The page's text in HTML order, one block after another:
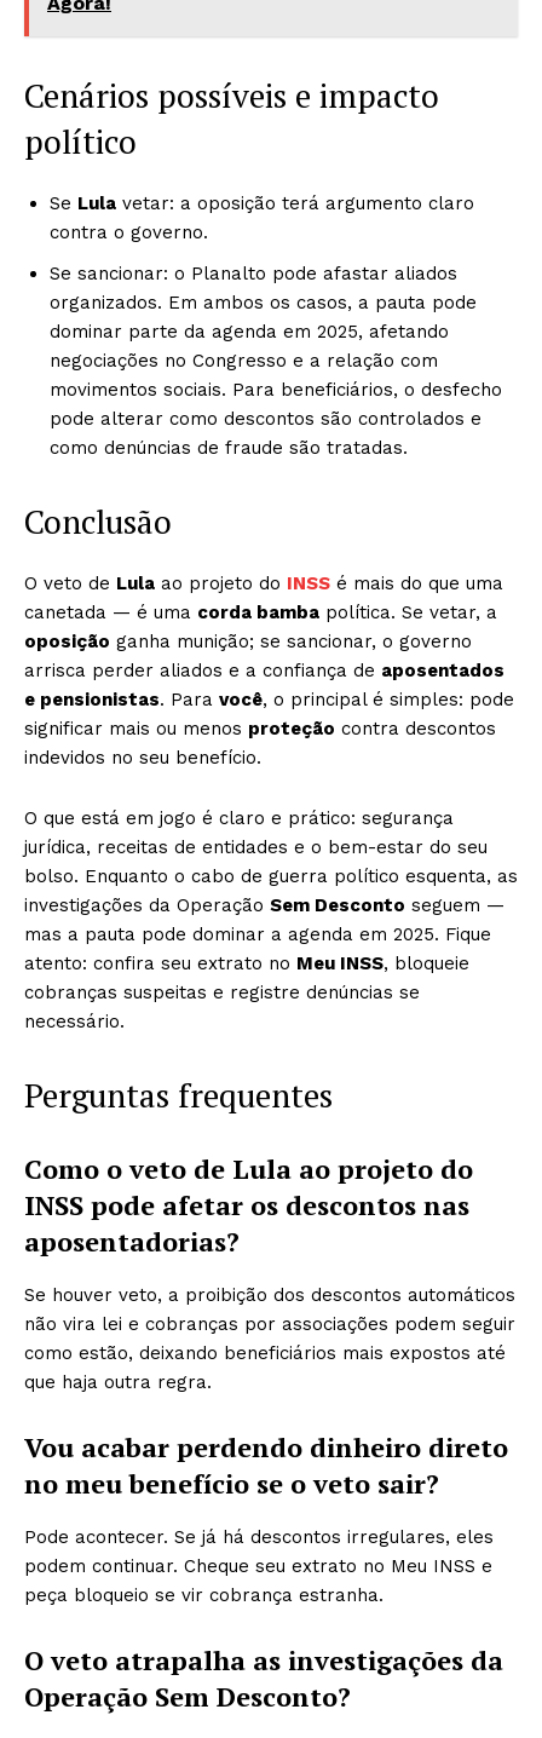
Cenários possíveis e impacto
político
Se Lula vetar: a oposição terá argumento claro
contra o governo.
Se sancionar: o Planalto pode afastar aliados
organizados. Em ambos os casos, a pauta pode
dominar parte da agenda em 2025, afetando
negociações no Congresso e a relação com
movimentos sociais. Para beneficiários, o desfecho
pode alterar como descontos são controlados e
como denúncias de fraude são tratadas.
Conclusão
O veto de Lula ao projeto do INSS é mais do que uma
canetada — é uma corda bamba política. Se vetar, a
oposição ganha munição; se sancionar, o governo
arrisca perder aliados e a confiança de aposentados
e pensionistas. Para você, o principal é simples: pode
significar mais ou menos proteção contra descontos
indevidos no seu benefício.
O que está em jogo é claro e prático: segurança
jurídica, receitas de entidades e o bem-estar do seu
bolso. Enquanto o cabo de guerra político esquenta, as
investigações da Operação Sem Desconto seguem —
mas a pauta pode dominar a agenda em 2025. Fique
atento: confira seu extrato no Meu INSS, bloqueie
cobranças suspeitas e registre denúncias se
necessário.
Perguntas frequentes
Como o veto de Lula ao projeto do
INSS pode afetar os descontos nas
aposentadorias?
Se houver veto, a proibição dos descontos automáticos
não vira lei e cobranças por associações podem seguir
como estão, deixando beneficiários mais expostos até
que haja outra regra.
Vou acabar perdendo dinheiro direto
no meu benefício se o veto sair?
Pode acontecer. Se já há descontos irregulares, eles
podem continuar. Cheque seu extrato no Meu INSS e
peça bloqueio se vir cobrança estranha.
O veto atrapalha as investigações da
Operação Sem Desconto?